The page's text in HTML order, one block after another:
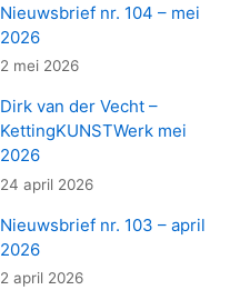
Nieuwsbrief nr. 104 – mei
2026
2 mei 2026
Dirk van der Vecht –
KettingKUNSTWerk mei
2026
24 april 2026
Nieuwsbrief nr. 103 – april
2026
2 april 2026